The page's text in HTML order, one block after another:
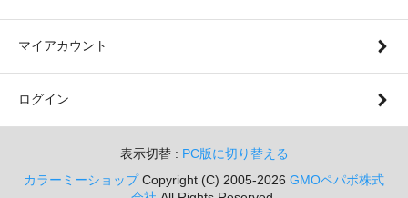
マイアカウント
ログイン
表示切替 : PC版に切り替える
カラーミーショップCopyright (C) 2005-2026 GMOペパボ株式